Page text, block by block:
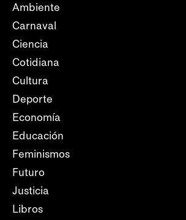
Ambiente
Carnaval
Ciencia
Cotidiana
Cultura
Deporte
Economía
Educación
Feminismos
Futuro
Justicia
Libros